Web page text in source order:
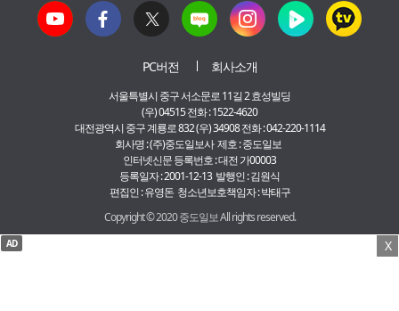
PC버전 회사소개
서울특별시 중구 서소문로 11길 2 효성빌딩
(우) 04515 전화 : 1522-4620
대전광역시 중구 계룡로 832 (우) 34908 전화 : 042-220-1114
회사명 : (주)중도일보사 제호 : 중도일보
인터넷신문 등록번호 : 대전 가00003
등록일자 : 2001-12-13 발행인 : 김원식
편집인 : 유영돈 청소년보호책임자 : 박태구
Copyright © 2020 중도일보 All rights reserved.
X
AD